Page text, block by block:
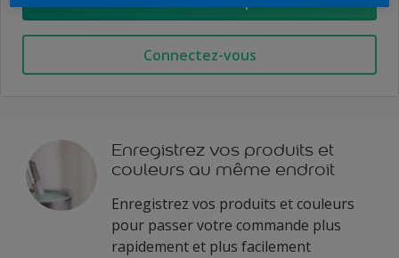
Connectez-vous
Enregistrez vos produits et
couleurs au même endroit
Enregistrez vos produits et couleurs
pour passer votre commande plus
rapidement et plus facilement